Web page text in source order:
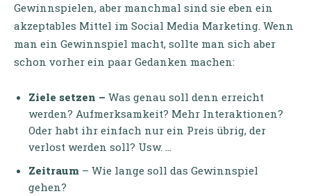
Gewinnspielen, aber manchmal sind sie eben ein
akzeptables Mittel im Social Media Marketing. Wenn
man ein Gewinnspiel macht, sollte man sich aber
schon vorher ein paar Gedanken machen:
Ziele setzen – Was genau soll denn erreicht
werden? Aufmerksamkeit? Mehr Interaktionen?
Oder habt ihr einfach nur ein Preis übrig, der
verlost werden soll? Usw. …
Zeitraum – Wie lange soll das Gewinnspiel
gehen?